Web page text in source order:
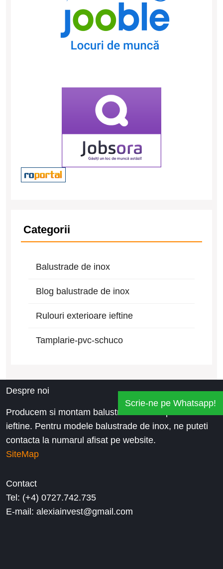
Categorii
Balustrade de inox
Blog balustrade de inox
Rulouri exterioare ieftine
Tamplarie-pvc-schuco
Despre noi
Producem si montam balustrade inox la preturi
ieftine. Pentru modele balustrade de inox, ne puteti
contacta la numarul afisat pe website.
SiteMap
Contact
Tel: (+4) 0727.742.735
E-mail: alexiainvest@gmail.com
Scrie-ne pe Whatsapp!